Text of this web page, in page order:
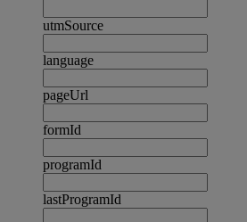
utmSource
language
pageUrl
formId
programId
lastProgramId